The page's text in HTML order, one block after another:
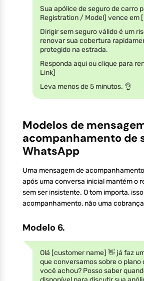
Sua apólice de seguro de carro
Registration / Model] vence em
Dirigir sem seguro válido é um
renovar sua cobertura
protegido na estrada.
Responda aqui ou clique para
Link]
Leva menos de 5 minutos. 👌
Modelos de
acompanhamento de
WhatsApp
Uma mensagem de
após uma conversa inicial mantém o
sem ser insistente. O tom importa,
acompanhamento, não uma
Modelo 6.
Olá [customer name] 👋 já faz
que conversamos sobre o plano
você achou? Posso saber